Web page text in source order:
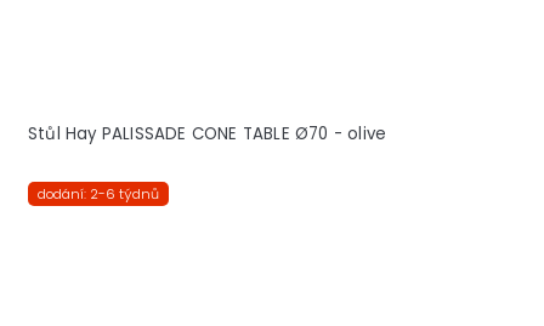
Stůl Hay PALISSADE CONE TABLE Ø70 - olive
dodání: 2-6 týdnů